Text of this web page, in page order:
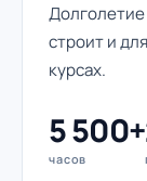
Долголетие
строит и
курсах.
5 500+
часов